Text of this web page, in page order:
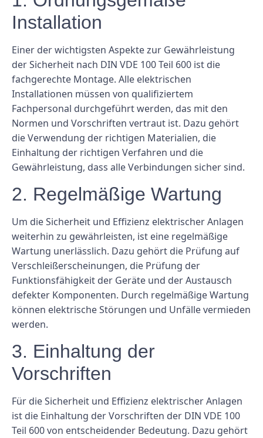
Installation
Einer der wichtigsten Aspekte zur Gewährleistung
der Sicherheit nach DIN VDE 100 Teil 600 ist die
fachgerechte Montage. Alle elektrischen
Installationen müssen von qualifiziertem
Fachpersonal durchgeführt werden, das mit den
Normen und Vorschriften vertraut ist. Dazu gehört
die Verwendung der richtigen Materialien, die
Einhaltung der richtigen Verfahren und die
Gewährleistung, dass alle Verbindungen sicher sind.
2. Regelmäßige Wartung
Um die Sicherheit und Effizienz elektrischer Anlagen
weiterhin zu gewährleisten, ist eine regelmäßige
Wartung unerlässlich. Dazu gehört die Prüfung auf
Verschleißerscheinungen, die Prüfung der
Funktionsfähigkeit der Geräte und der Austausch
defekter Komponenten. Durch regelmäßige Wartung
können elektrische Störungen und Unfälle vermieden
werden.
3. Einhaltung der
Vorschriften
Für die Sicherheit und Effizienz elektrischer Anlagen
ist die Einhaltung der Vorschriften der DIN VDE 100
Teil 600 von entscheidender Bedeutung. Dazu gehört